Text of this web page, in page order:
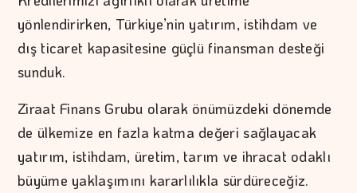
yönlendirirken, Türkiye’nin yatırım, istihdam ve
dış ticaret kapasitesine güçlü finansman desteği
sunduk.
Ziraat Finans Grubu olarak önümüzdeki dönemde
de ülkemize en fazla katma değeri sağlayacak
yatırım, istihdam, üretim, tarım ve ihracat odaklı
büyüme yaklaşımını kararlılıkla sürdüreceğiz.